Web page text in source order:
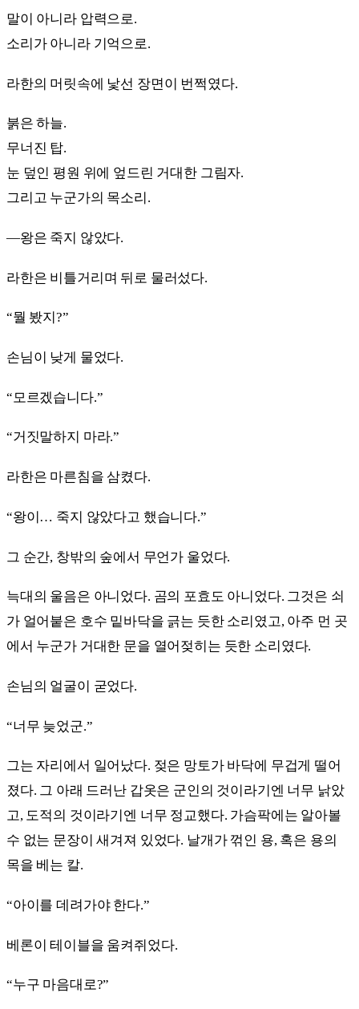
말이 아니라 압력으로.
소리가 아니라 기억으로.
라한의 머릿속에 낯선 장면이 번쩍였다.
붉은 하늘.
무너진 탑.
눈 덮인 평원 위에 엎드린 거대한 그림자.
그리고 누군가의 목소리.
—왕은 죽지 않았다.
라한은 비틀거리며 뒤로 물러섰다.
“뭘 봤지?”
손님이 낮게 물었다.
“모르겠습니다.”
“거짓말하지 마라.”
라한은 마른침을 삼켰다.
“왕이… 죽지 않았다고 했습니다.”
그 순간, 창밖의 숲에서 무언가 울었다.
늑대의 울음은 아니었다. 곰의 포효도 아니었다. 그것은 쇠
가 얼어붙은 호수 밑바닥을 긁는 듯한 소리였고, 아주 먼 곳
에서 누군가 거대한 문을 열어젖히는 듯한 소리였다.
손님의 얼굴이 굳었다.
“너무 늦었군.”
그는 자리에서 일어났다. 젖은 망토가 바닥에 무겁게 떨어
졌다. 그 아래 드러난 갑옷은 군인의 것이라기엔 너무 낡았
고, 도적의 것이라기엔 너무 정교했다. 가슴팍에는 알아볼
수 없는 문장이 새겨져 있었다. 날개가 꺾인 용, 혹은 용의
목을 베는 칼.
“아이를 데려가야 한다.”
베론이 테이블을 움켜쥐었다.
“누구 마음대로?”